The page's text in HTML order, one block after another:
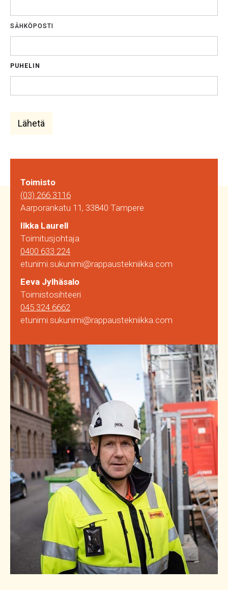
SÄHKÖPOSTI
PUHELIN
Toimisto
(03) 266 3116
Aarporankatu 11, 33840 Tampere
Ilkka Laurell
Toimitusjohtaja
0400 633 224
etunimi.sukunimi@rappaustekniikka.com
Eeva Jylhäsalo
Toimistosihteeri
045 324 6662
etunimi.sukunimi@rappaustekniikka.com